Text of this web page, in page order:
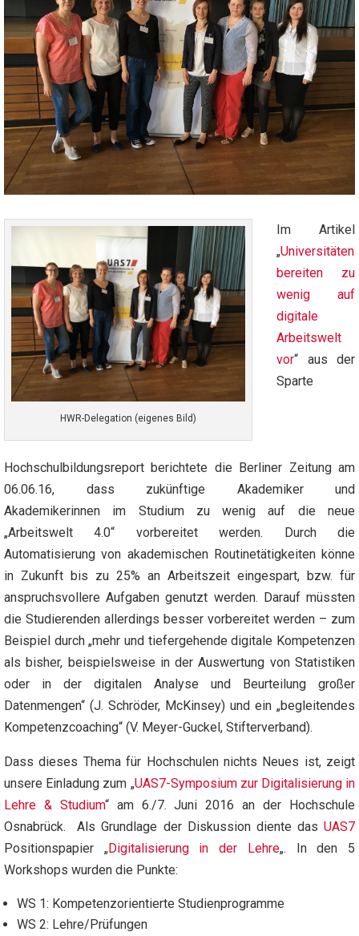
HWR-Delegation (eigenes Bild)
Im Artikel
„Universitäten
bereiten zu
wenig auf
digitale
Arbeitswelt
vor“ aus der
Sparte
Hochschulbildungsreport berichtete die Berliner Zeitung am
06.06.16, dass zukünftige Akademiker und
Akademikerinnen im Studium zu wenig auf die neue
„Arbeitswelt 4.0“ vorbereitet werden. Durch die
Automatisierung von akademischen Routinetätigkeiten könne
in Zukunft bis zu 25% an Arbeitszeit eingespart, bzw. für
anspruchsvollere Aufgaben genutzt werden. Darauf müssten
die Studierenden allerdings besser vorbereitet werden – zum
Beispiel durch „mehr und tiefergehende digitale Kompetenzen
als bisher, beispielsweise in der Auswertung von Statistiken
oder in der digitalen Analyse und Beurteilung großer
Datenmengen“ (J. Schröder, McKinsey) und ein „begleitendes
Kompetenzcoaching“ (V. Meyer-Guckel, Stifterverband).
Dass dieses Thema für Hochschulen nichts Neues ist, zeigt
unsere Einladung zum „UAS7-Symposium zur Digitalisierung in
Lehre & Studium“ am 6./7. Juni 2016 an der Hochschule
Osnabrück. Als Grundlage der Diskussion diente das UAS7
Positionspapier „Digitalisierung in der Lehre„. In den 5
Workshops wurden die Punkte:
WS 1: Kompetenzorientierte Studienprogramme
WS 2: Lehre/Prüfungen